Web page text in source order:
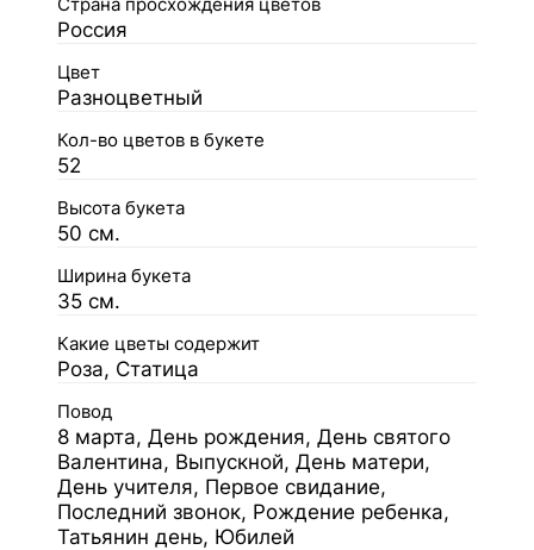
Страна просхождения цветов
Россия
Цвет
Разноцветный
Кол-во цветов в букете
52
Высота букета
50 см.
Ширина букета
35 см.
Какие цветы содержит
Роза, Статица
Повод
8 марта, День рождения, День святого
Валентина, Выпускной, День матери,
День учителя, Первое свидание,
Последний звонок, Рождение ребенка,
Татьянин день, Юбилей